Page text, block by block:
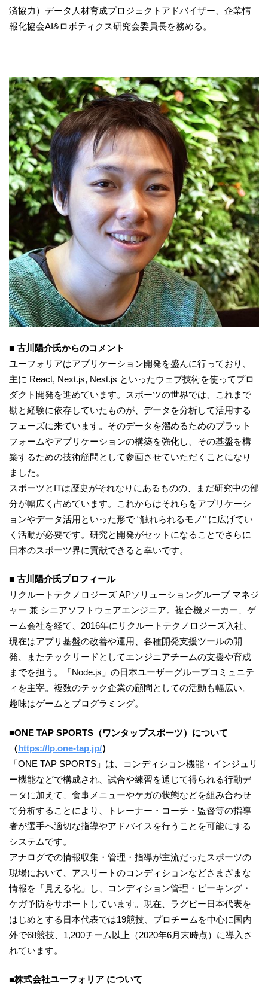
済協力）データ人材育成プロジェクトアドバイザー、企業情
報化協会AI&ロボティクス研究会委員長を務める。
■ 古川陽介氏からのコメント
ユーフォリアはアプリケーション開発を盛んに行っており、
主に React, Next.js, Nest.js といったウェブ技術を使ってプロ
ダクト開発を進めています。スポーツの世界では、これまで
勘と経験に依存していたものが、データを分析して活用する
フェーズに来ています。そのデータを溜めるためのプラット
フォームやアプリケーションの構築を強化し、その基盤を構
築するための技術顧問として参画させていただくことになり
ました。
スポーツとITは歴史がそれなりにあるものの、まだ研究中の部
分が幅広く占めています。これからはそれらをアプリケーシ
ョンやデータ活用といった形で “触れられるモノ” に広げてい
く活動が必要です。研究と開発がセットになることでさらに
日本のスポーツ界に貢献できると幸いです。
■ 古川陽介氏プロフィール
リクルートテクノロジーズ APソリューショングループ マネジ
ャー 兼 シニアソフトウェアエンジニア。複合機メーカー、ゲ
ーム会社を経て、2016年にリクルートテクノロジーズ入社。
現在はアプリ基盤の改善や運用、各種開発支援ツールの開
発、またテックリードとしてエンジニアチームの支援や育成
までを担う。「Node.js」の日本ユーザーグループコミュニテ
ィを主宰。複数のテック企業の顧問としての活動も幅広い。
趣味はゲームとプログラミング。
■ONE TAP SPORTS（ワンタップスポーツ）について
（https://lp.one-tap.jp/）
「ONE TAP SPORTS」は、コンディション機能・インジュリ
ー機能などで構成され、試合や練習を通じて得られる行動デ
ータに加えて、食事メニューやケガの状態などを組み合わせ
て分析することにより、トレーナー・コーチ・監督等の指導
者が選手へ適切な指導やアドバイスを行うことを可能にする
システムです。
アナログでの情報収集・管理・指導が主流だったスポーツの
現場において、アスリートのコンディションなどさまざまな
情報を「見える化」し、コンディション管理・ピーキング・
ケガ予防をサポートしています。現在、ラグビー日本代表を
はじめとする日本代表では19競技、プロチームを中心に国内
外で68競技、1,200チーム以上（2020年6月末時点）に導入さ
れています。
■株式会社ユーフォリア について